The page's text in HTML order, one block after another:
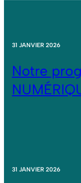
31 JANVIER 2026
Notre
31 JANVIER 2026